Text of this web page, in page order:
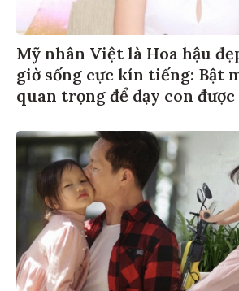
Mỹ nhân Việt là Hoa hậu
giờ sống cực kín tiếng: Bật
quan trọng để dạy con